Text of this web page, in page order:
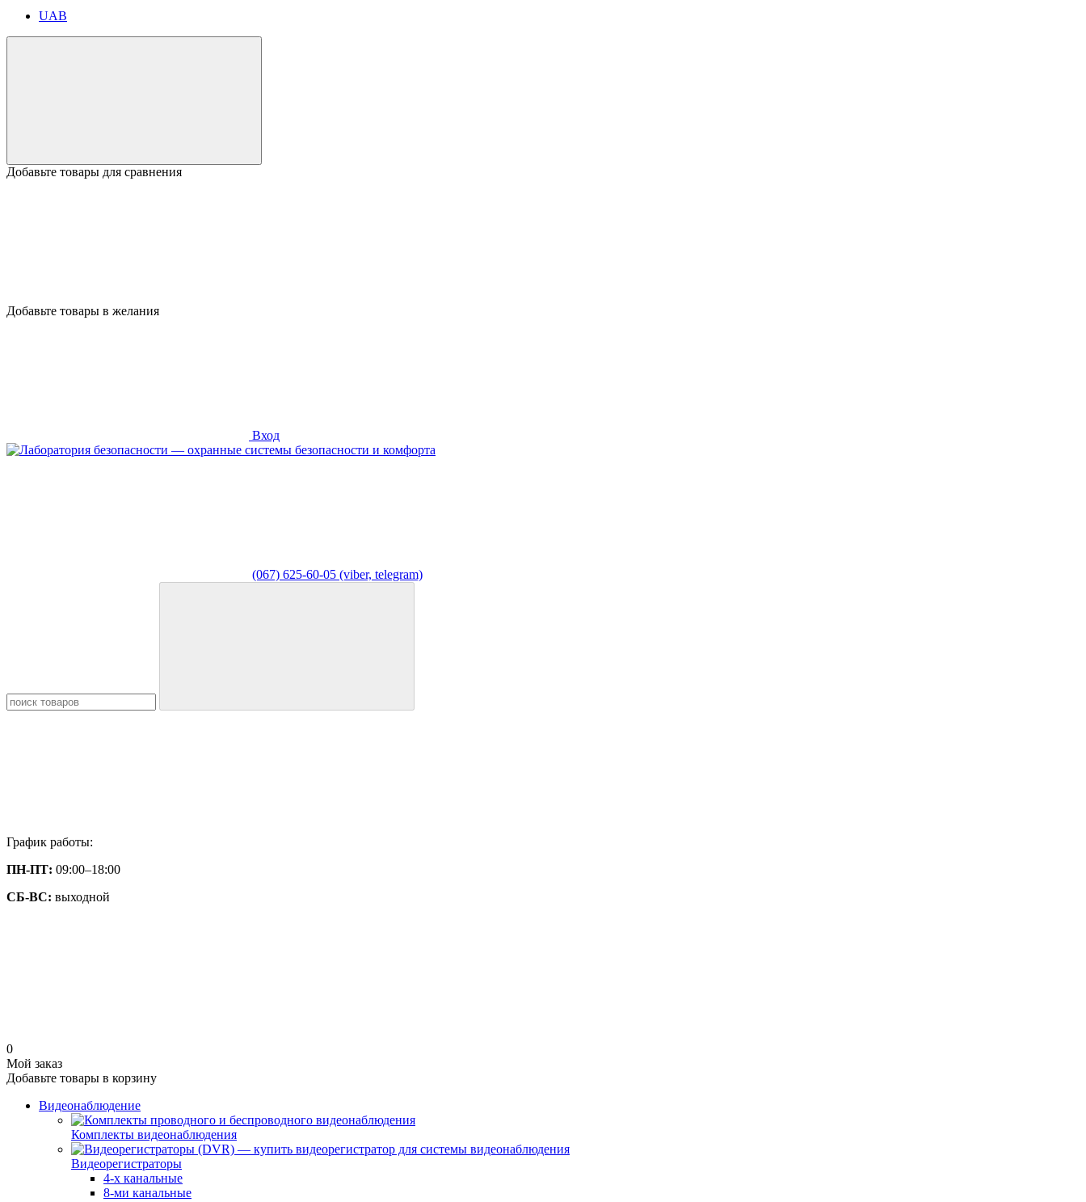
UAB
Добавьте товары для сравнения
Добавьте товары в желания
Вход
(067) 625-60-05 (viber, telegram)
График работы:
ПН-ПТ: 09:00–18:00
СБ-ВС: выходной
0
Мой заказ
Добавьте товары в корзину
Видеонаблюдение
Комплекты видеонаблюдения
Видеорегистраторы
4-х канальные
8-ми канальные